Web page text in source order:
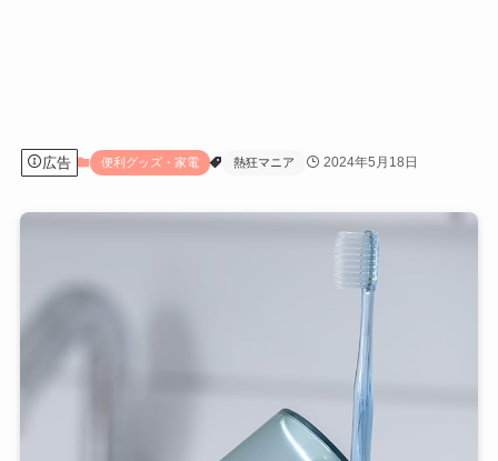
広告 便利グッズ・家電 熱狂マニア 2024年5月18日